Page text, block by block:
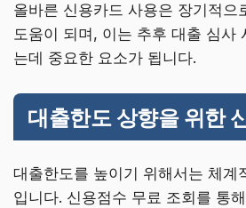
올바른 신용카드 사용은 장기적으
도움이 되며, 이는 추후 대출 심사
는데 중요한 요소가 됩니다.
대출한도 상향을 위한
대출한도를 높이기 위해서는 체계
입니다. 신용점수 무료 조회를 통